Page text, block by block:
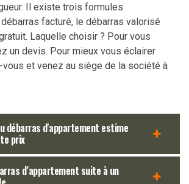
Il existe trois formules
facturé, le débarras valorisé
Laquelle choisir ? Pour vous
un devis. Pour mieux vous éclairer
et venez au siège de la société à
débarras d'appartement estime
prix
d’appartement suite à un